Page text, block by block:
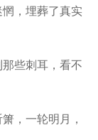
，埋葬了真实
些刺耳，看不
，一轮明月，